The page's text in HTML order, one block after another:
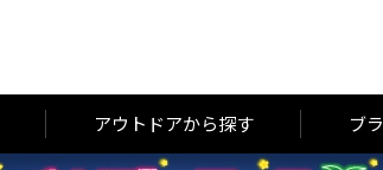
アウトドアから探す ブ